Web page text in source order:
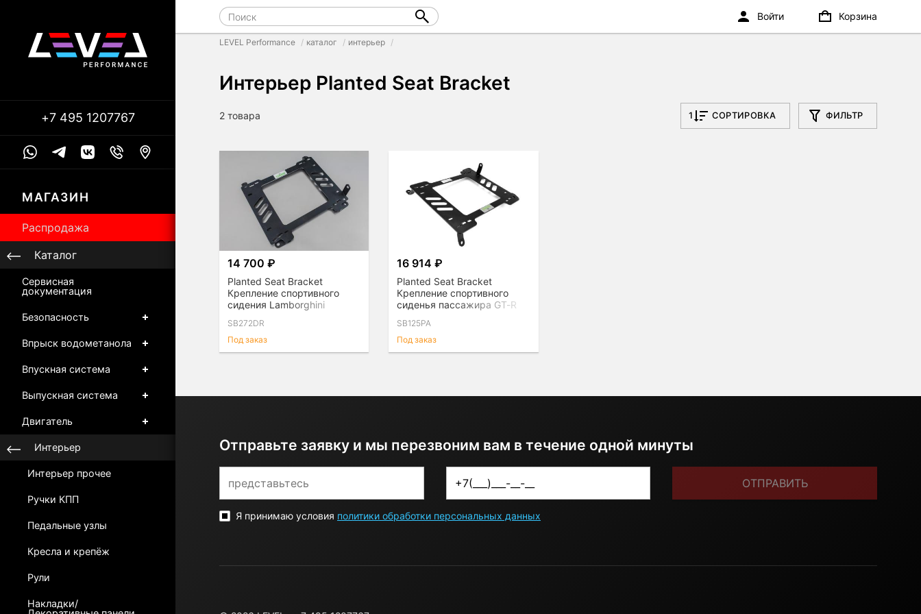
LEVEL Performance каталог интерьер
Интерьер Planted Seat Bracket
2 товара 1 СОРТИРОВКА ФИЛЬТР
14 700 ₽
Planted Seat Bracket
Крепление спортивного
сидения Lamborghini
водительская сторона
SB272DR
Под заказ
16 914 ₽
Planted Seat Bracket
Крепление спортивного
сиденья пассажира GT-R
SB125PA
Под заказ
Отправьте заявку и мы перезвоним вам в течение одной минуты
ОТПРАВИТЬ
Я принимаю условия политики обработки персональных данных
+7 495 1207767
МАГАЗИН
Распродажа
Каталог
Сервисная
документация
Безопасность
Впрыск водометанола
Впускная система
Выпускная система
Двигатель
Интерьер
Интерьер прочее
Ручки КПП
Педальные узлы
Кресла и крепёж
Рули
Накладки/
Войти Корзина